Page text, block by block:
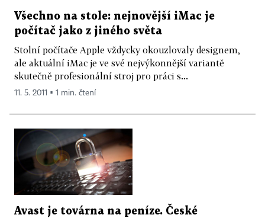
Všechno na stole: nejnovější iMac je
počítač jako z jiného světa
Stolní počítače Apple vždycky okouzlovaly designem,
ale aktuální iMac je ve své nejvýkonnější variantě
skutečně profesionální stroj pro práci s...
11. 5. 2011 ▪ 1 min. čtení
Avast je továrna na peníze. České